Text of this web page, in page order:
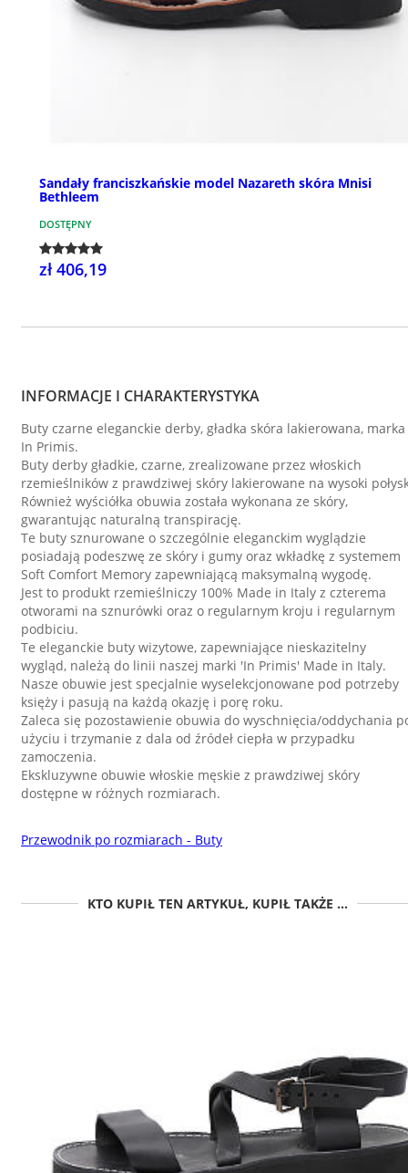
Sandały franciszkańskie model Nazareth skóra Mnisi
Bethleem
DOSTĘPNY
zł 406,19
INFORMACJE I CHARAKTERYSTYKA
Buty czarne eleganckie derby, gładka skóra lakierowana, marka
In Primis.
Buty derby gładkie, czarne, zrealizowane przez włoskich
rzemieślników z prawdziwej skóry lakierowane na wysoki
Również wyściółka obuwia została wykonana ze skóry,
gwarantując naturalną transpirację.
Te buty sznurowane o szczególnie eleganckim wyglądzie
posiadają podeszwę ze skóry i gumy oraz wkładkę z systemem
Soft Comfort Memory zapewniającą maksymalną wygodę.
Jest to produkt rzemieślniczy 100% Made in Italy z czterema
otworami na sznurówki oraz o regularnym kroju i regularnym
podbiciu.
Te eleganckie buty wizytowe, zapewniające nieskazitelny
wygląd, należą do linii naszej marki 'In Primis' Made in Italy.
Nasze obuwie jest specjalnie wyselekcjonowane pod potrzeby
księży i ​​pasują na każdą okazję i porę roku.
Zaleca się pozostawienie obuwia do wyschnięcia/oddychania
użyciu i trzymanie z dala od źródeł ciepła w przypadku
zamoczenia.
Ekskluzywne obuwie włoskie męskie z prawdziwej skóry
dostępne w różnych rozmiarach.
Przewodnik po rozmiarach - Buty
KTO KUPIŁ TEN ARTYKUŁ, KUPIŁ TAKŻE ...